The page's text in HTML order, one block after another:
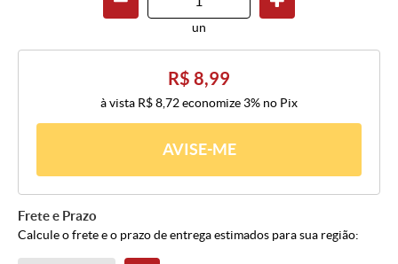
un
R$ 8,99
à vista R$ 8,72economize 3% no Pix
AVISE-ME
Frete e Prazo
Calcule o frete e o prazo de entrega estimados para sua região: